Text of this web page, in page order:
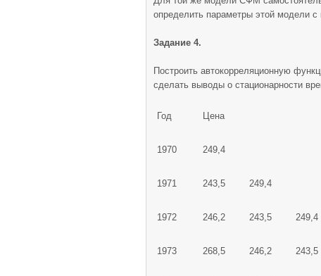
определить параметры этой модели
Задание 4.
Построить автокорреляционную
сделать выводы о стационарности
Год Цена
1970 249,4
1971 243,5 249,4
1972 246,2 243,5 249,4
1973 268,5 246,2 243,5